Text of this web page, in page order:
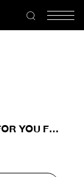
YOU FOR